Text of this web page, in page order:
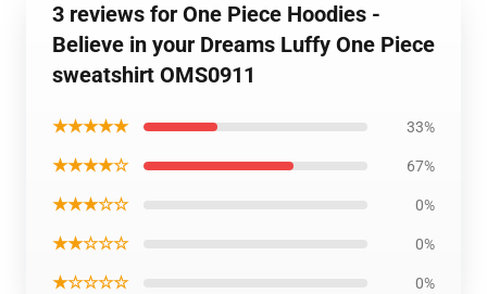
3 reviews for One Piece Hoodies -
Believe in your Dreams Luffy One Piece
sweatshirt OMS0911
★★★★★ 33%
★★★★☆ 67%
★★★☆☆ 0%
★★☆☆☆ 0%
★☆☆☆☆ 0%